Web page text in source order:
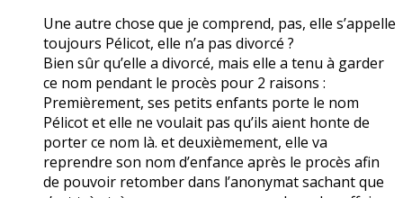
Une autre chose que je comprend, pas, elle s’appelle
toujours Pélicot, elle n’a pas divorcé ?
Bien sûr qu’elle a divorcé, mais elle a tenu à garder
ce nom pendant le procès pour 2 raisons :
Premièrement, ses petits enfants porte le nom
Pélicot et elle ne voulait pas qu’ils aient honte de
porter ce nom là. et deuxièmement, elle va
reprendre son nom d’enfance après le procès afin
de pouvoir retomber dans l’anonymat sachant que